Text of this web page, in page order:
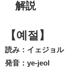
解説
【예절】
読み：イェジョル
発音：ye-jeol